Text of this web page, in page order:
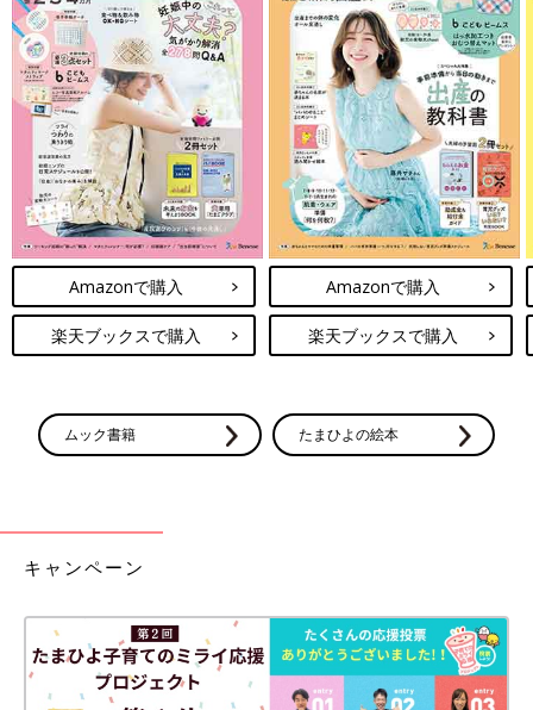
Amazonで購入
楽天ブックスで購入
Amazonで購入
楽天ブックスで購入
ムック書籍 たまひよの絵本
キャンペーン